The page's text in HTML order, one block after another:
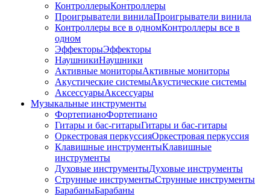
КонтроллерыКонтроллеры
Проигрыватели винилаПроигрыватели винила
Контроллеры все в одномКонтроллеры все в
одном
ЭффекторыЭффекторы
НаушникиНаушники
Активные мониторыАктивные мониторы
Акустические системыАкустические системы
АксессуарыАксессуары
Музыкальные инструменты
ФортепианоФортепиано
Гитары и бас-гитарыГитары и бас-гитары
Оркестровая перкуссияОркестровая перкуссия
Клавишные инструментыКлавишные
инструменты
Духовые инструментыДуховые инструменты
Струнные инструментыСтрунные инструменты
БарабаныБарабаны